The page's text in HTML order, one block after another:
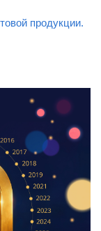
продукции.